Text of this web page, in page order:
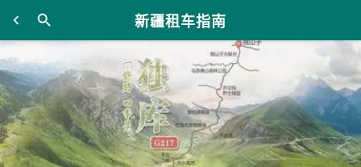
新疆租车指南